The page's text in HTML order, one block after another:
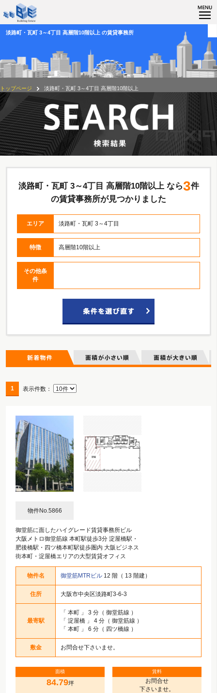
淡路町・瓦町 3～4丁目 高層階10階以上 の賃貸事務所
トップページ 淡路町・瓦町 3～4丁目 高層階10階以上
淡路町・瓦町 3～4丁目 高層階10階以上 なら3件
の賃貸事務所が見つかりました
エリア 淡路町・瓦町 3～4丁目
特徴 高層階10階以上
その他条
件
1 表示件数：
物件No.5866
御堂筋に面したハイグレード賃貸事務所ビル
大阪メトロ御堂筋線 本町駅徒歩3分 淀屋橋駅・
肥後橋駅・四ツ橋本町駅徒歩圏内 大阪ビジネス
街本町・淀屋橋エリアの大型賃貸オフィス
物件名 御堂筋MTRビル 12 階（ 13 階建）
住所 大阪市中央区淡路町3-6-3
最寄駅
「 本町 」 3 分（ 御堂筋線 ）
「 淀屋橋 」 4 分（ 御堂筋線 ）
「 本町 」 6 分（ 四ツ橋線 ）
敷金 お問合せ下さいませ。
面積
84.79坪
賃料
お問合せ
下さいませ。